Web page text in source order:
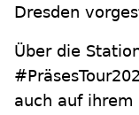
Dresden
Über die
auch auf